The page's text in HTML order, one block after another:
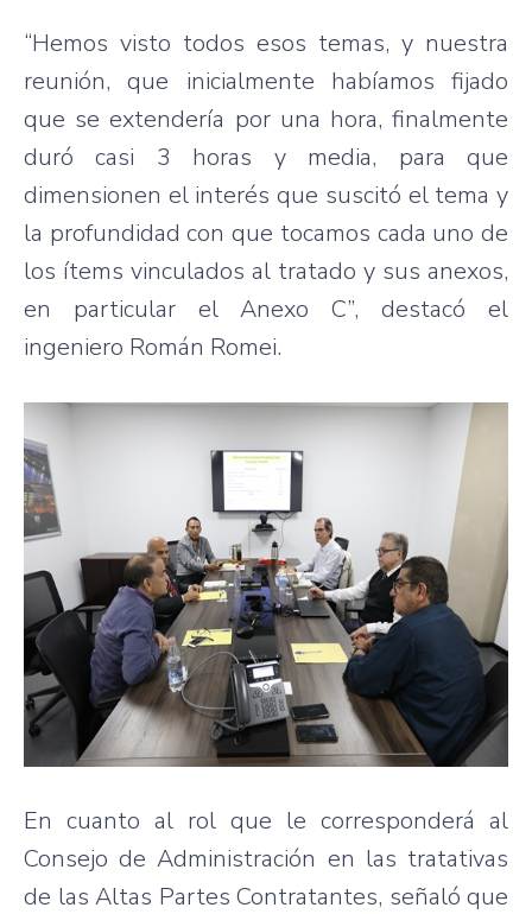
“Hemos visto todos esos temas, y nuestra
reunión, que inicialmente habíamos fijado
que se extendería por una hora, finalmente
duró casi 3 horas y media, para que
dimensionen el interés que suscitó el tema y
la profundidad con que tocamos cada uno de
los ítems vinculados al tratado y sus anexos,
en particular el Anexo C”, destacó el
ingeniero Román Romei.
En cuanto al rol que le corresponderá al
Consejo de Administración en las tratativas
de las Altas Partes Contratantes, señaló que